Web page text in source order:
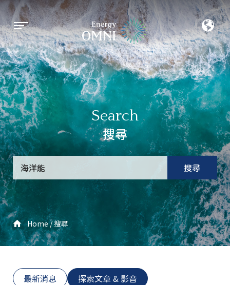
Search
搜尋
搜尋
Home 搜尋
最新消息 探索文章 & 影音